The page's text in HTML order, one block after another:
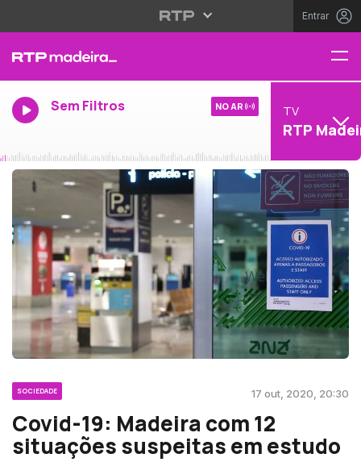
Entrar
Sem Filtros NO AR TV
RTP
SOCIEDADE 17 out, 2020, 20:30
Covid-19: Madeira com 12
situações suspeitas em estudo